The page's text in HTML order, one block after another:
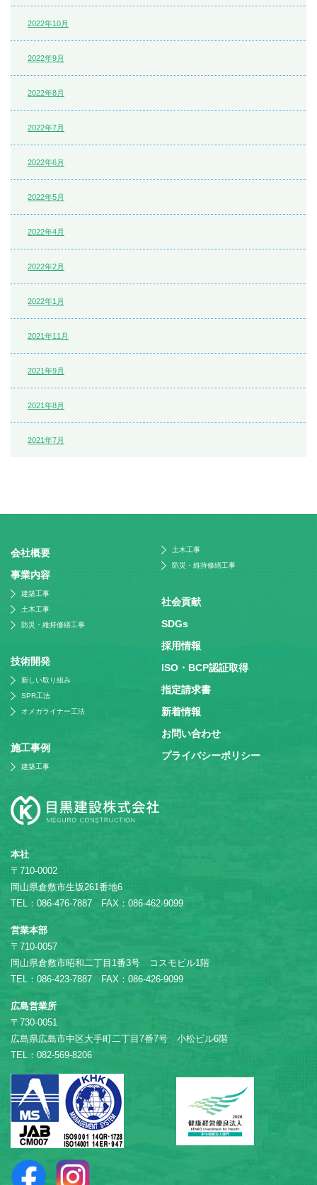
2022年10月
2022年9月
2022年8月
2022年7月
2022年6月
2022年5月
2022年4月
2022年2月
2022年1月
2021年11月
2021年9月
2021年8月
2021年7月
本社
〒710-0002
岡山県倉敷市生坂261番地6
TEL：086-476-7887 FAX：086-462-9099
営業本部
〒710-0057
岡山県倉敷市昭和二丁目1番3号 コスモビル1階
TEL：086-423-7887 FAX：086-426-9099
広島営業所
〒730-0051
広島県広島市中区大手町二丁目7番7号 小松ビル6階
TEL：082-569-8206
会社概要
事業内容
建築工事
土木工事
防災・維持修繕工事
技術開発
新しい取り組み
SPR工法
オメガライナー工法
施⼯事例
建築工事
土木工事
防災・維持修繕工事
社会貢献
SDGs
採⽤情報
ISO・BCP認証取得
指定請求書
新着情報
お問い合わせ
プライバシーポリシー